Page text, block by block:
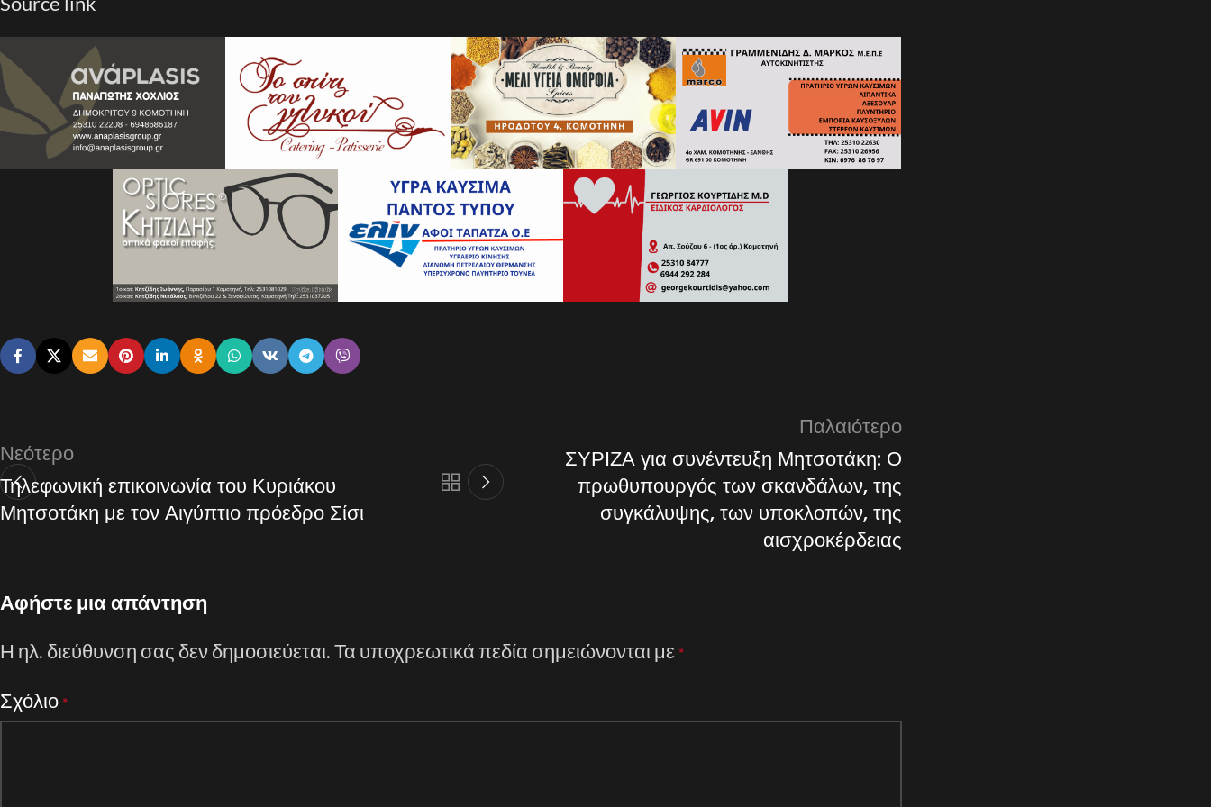
Νεότερο
Τηλεφωνική επικοινωνία του Κυριάκου
Μητσοτάκη με τον Αιγύπτιο πρόεδρο Σίσι
Παλαιότερο
ΣΥΡΙΖΑ για συνέντευξη Μητσοτάκη: Ο
πρωθυπουργός των σκανδάλων, της
συγκάλυψης, των υποκλοπών, της
αισχροκέρδειας
Αφήστε μια απάντηση
Η ηλ. διεύθυνση σας δεν δημοσιεύεται.Τα υποχρεωτικά πεδία σημειώνονται με *
Σχόλιο *